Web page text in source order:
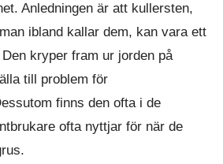
Anledningen är att kullersten,
ibland kallar dem, kan vara ett
kryper fram ur jorden på
till problem för
finns den ofta i de
ofta nyttjar för när de